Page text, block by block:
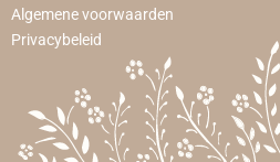
Algemene voorwaarden
Privacybeleid